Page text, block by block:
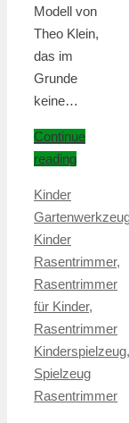
Modell von
Theo Klein,
das im
Grunde
keine…
Continue
reading
Kinder
Kinder
Rasentrimmer,
Rasentrimmer
für Kinder,
Rasentrimmer
Kinderspielzeug,
Spielzeug
Rasentrimmer